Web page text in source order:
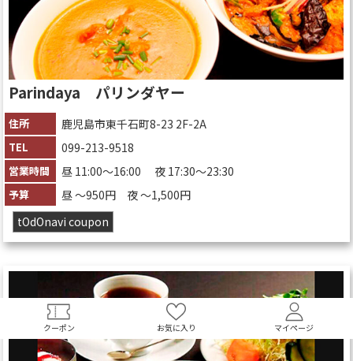
クーポン お気に入り マイページ
Parindaya パリンダヤー
住所 鹿児島市東千石町8-23 2F-2A
TEL 099-213-9518
営業時間 昼 11:00～16:00 夜 17:30～23:30
予算
昼 〜950円 夜 〜1,500円
tOdOnavi coupon